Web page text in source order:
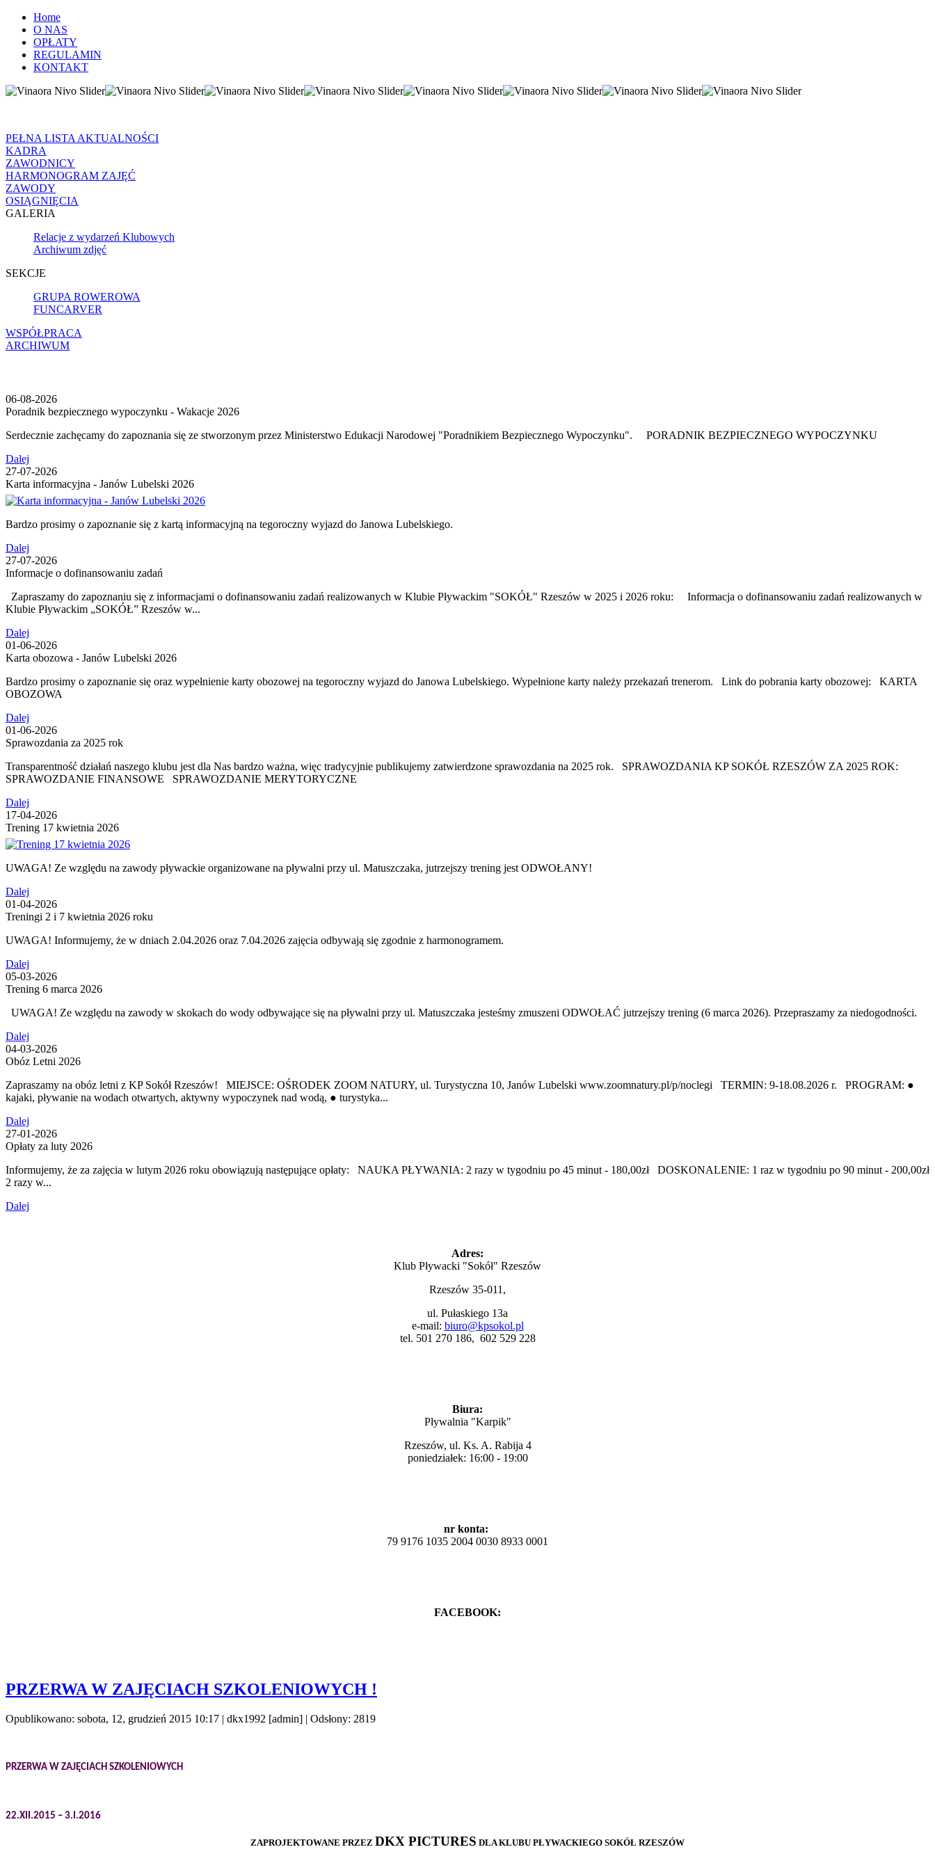
Home
O NAS
OPŁATY
REGULAMIN
KONTAKT
PEŁNA LISTA AKTUALNOŚCI
KADRA
ZAWODNICY
HARMONOGRAM ZAJĘĆ
ZAWODY
OSIĄGNIĘCIA
GALERIA
Relacje z wydarzeń Klubowych
Archiwum zdjęć
SEKCJE
GRUPA ROWEROWA
FUNCARVER
WSPÓŁPRACA
ARCHIWUM
06-08-2026
Poradnik bezpiecznego wypoczynku - Wakacje 2026
Serdecznie zachęcamy do zapoznania się ze stworzonym przez Ministerstwo Edukacji Narodowej "Poradnikiem Bezpiecznego Wypoczynku". PORADNIK BEZPIECZNEGO WYPOCZYNKU
Dalej
27-07-2026
Karta informacyjna - Janów Lubelski 2026
Bardzo prosimy o zapoznanie się z kartą informacyjną na tegoroczny wyjazd do Janowa Lubelskiego.
Dalej
27-07-2026
Informacje o dofinansowaniu zadań
Zapraszamy do zapoznaniu się z informacjami o dofinansowaniu zadań realizowanych w Klubie Pływackim "SOKÓŁ" Rzeszów w 2025 i 2026 roku: Informacja o dofinansowaniu zadań realizowanych w
Klubie Pływackim „SOKÓŁ” Rzeszów w...
Dalej
01-06-2026
Karta obozowa - Janów Lubelski 2026
Bardzo prosimy o zapoznanie się oraz wypełnienie karty obozowej na tegoroczny wyjazd do Janowa Lubelskiego. Wypełnione karty należy przekazań trenerom. Link do pobrania karty obozowej: KARTA
OBOZOWA
Dalej
01-06-2026
Sprawozdania za 2025 rok
Transparentność działań naszego klubu jest dla Nas bardzo ważna, więc tradycyjnie publikujemy zatwierdzone sprawozdania na 2025 rok. SPRAWOZDANIA KP SOKÓŁ RZESZÓW ZA 2025 ROK:
SPRAWOZDANIE FINANSOWE SPRAWOZDANIE MERYTORYCZNE
Dalej
17-04-2026
Trening 17 kwietnia 2026
UWAGA! Ze względu na zawody pływackie organizowane na pływalni przy ul. Matuszczaka, jutrzejszy trening jest ODWOŁANY!
Dalej
01-04-2026
Treningi 2 i 7 kwietnia 2026 roku
UWAGA! Informujemy, że w dniach 2.04.2026 oraz 7.04.2026 zajęcia odbywają się zgodnie z harmonogramem.
Dalej
05-03-2026
Trening 6 marca 2026
UWAGA! Ze względu na zawody w skokach do wody odbywające się na pływalni przy ul. Matuszczaka jesteśmy zmuszeni ODWOŁAĆ jutrzejszy trening (6 marca 2026). Przepraszamy za niedogodności.
Dalej
04-03-2026
Obóz Letni 2026
Zapraszamy na obóz letni z KP Sokół Rzeszów! MIEJSCE: OŚRODEK ZOOM NATURY, ul. Turystyczna 10, Janów Lubelski www.zoomnatury.pl/p/noclegi TERMIN: 9-18.08.2026 r. PROGRAM: ●
kajaki, pływanie na wodach otwartych, aktywny wypoczynek nad wodą, ● turystyka...
Dalej
27-01-2026
Opłaty za luty 2026
Informujemy, że za zajęcia w lutym 2026 roku obowiązują następujące opłaty: NAUKA PŁYWANIA: 2 razy w tygodniu po 45 minut - 180,00zł DOSKONALENIE: 1 raz w tygodniu po 90 minut - 200,00zł
2 razy w...
Dalej
Adres:
Klub Pływacki "Sokół" Rzeszów
Rzeszów 35-011,
ul. Pułaskiego 13a
e-mail: biuro@kpsokol.pl
tel. 501 270 186, 602 529 228
Biura:
Pływalnia "Karpik"
Rzeszów, ul. Ks. A. Rabija 4
poniedziałek: 16:00 - 19:00
nr konta:
79 9176 1035 2004 0030 8933 0001
FACEBOOK:
PRZERWA W ZAJĘCIACH SZKOLENIOWYCH !
Opublikowano: sobota, 12, grudzień 2015 10:17 | dkx1992 [admin] | Odsłony: 2819
PRZERWA W ZAJĘCIACH SZKOLENIOWYCH
22.XII.2015 – 3.I.2016
ZAPROJEKTOWANE PRZEZ DKX PICTURES DLA KLUBU PŁYWACKIEGO SOKÓŁ RZESZÓW